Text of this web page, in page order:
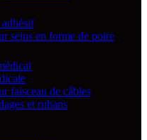
seins en forme de poire
faisceau de câbles
et rubans